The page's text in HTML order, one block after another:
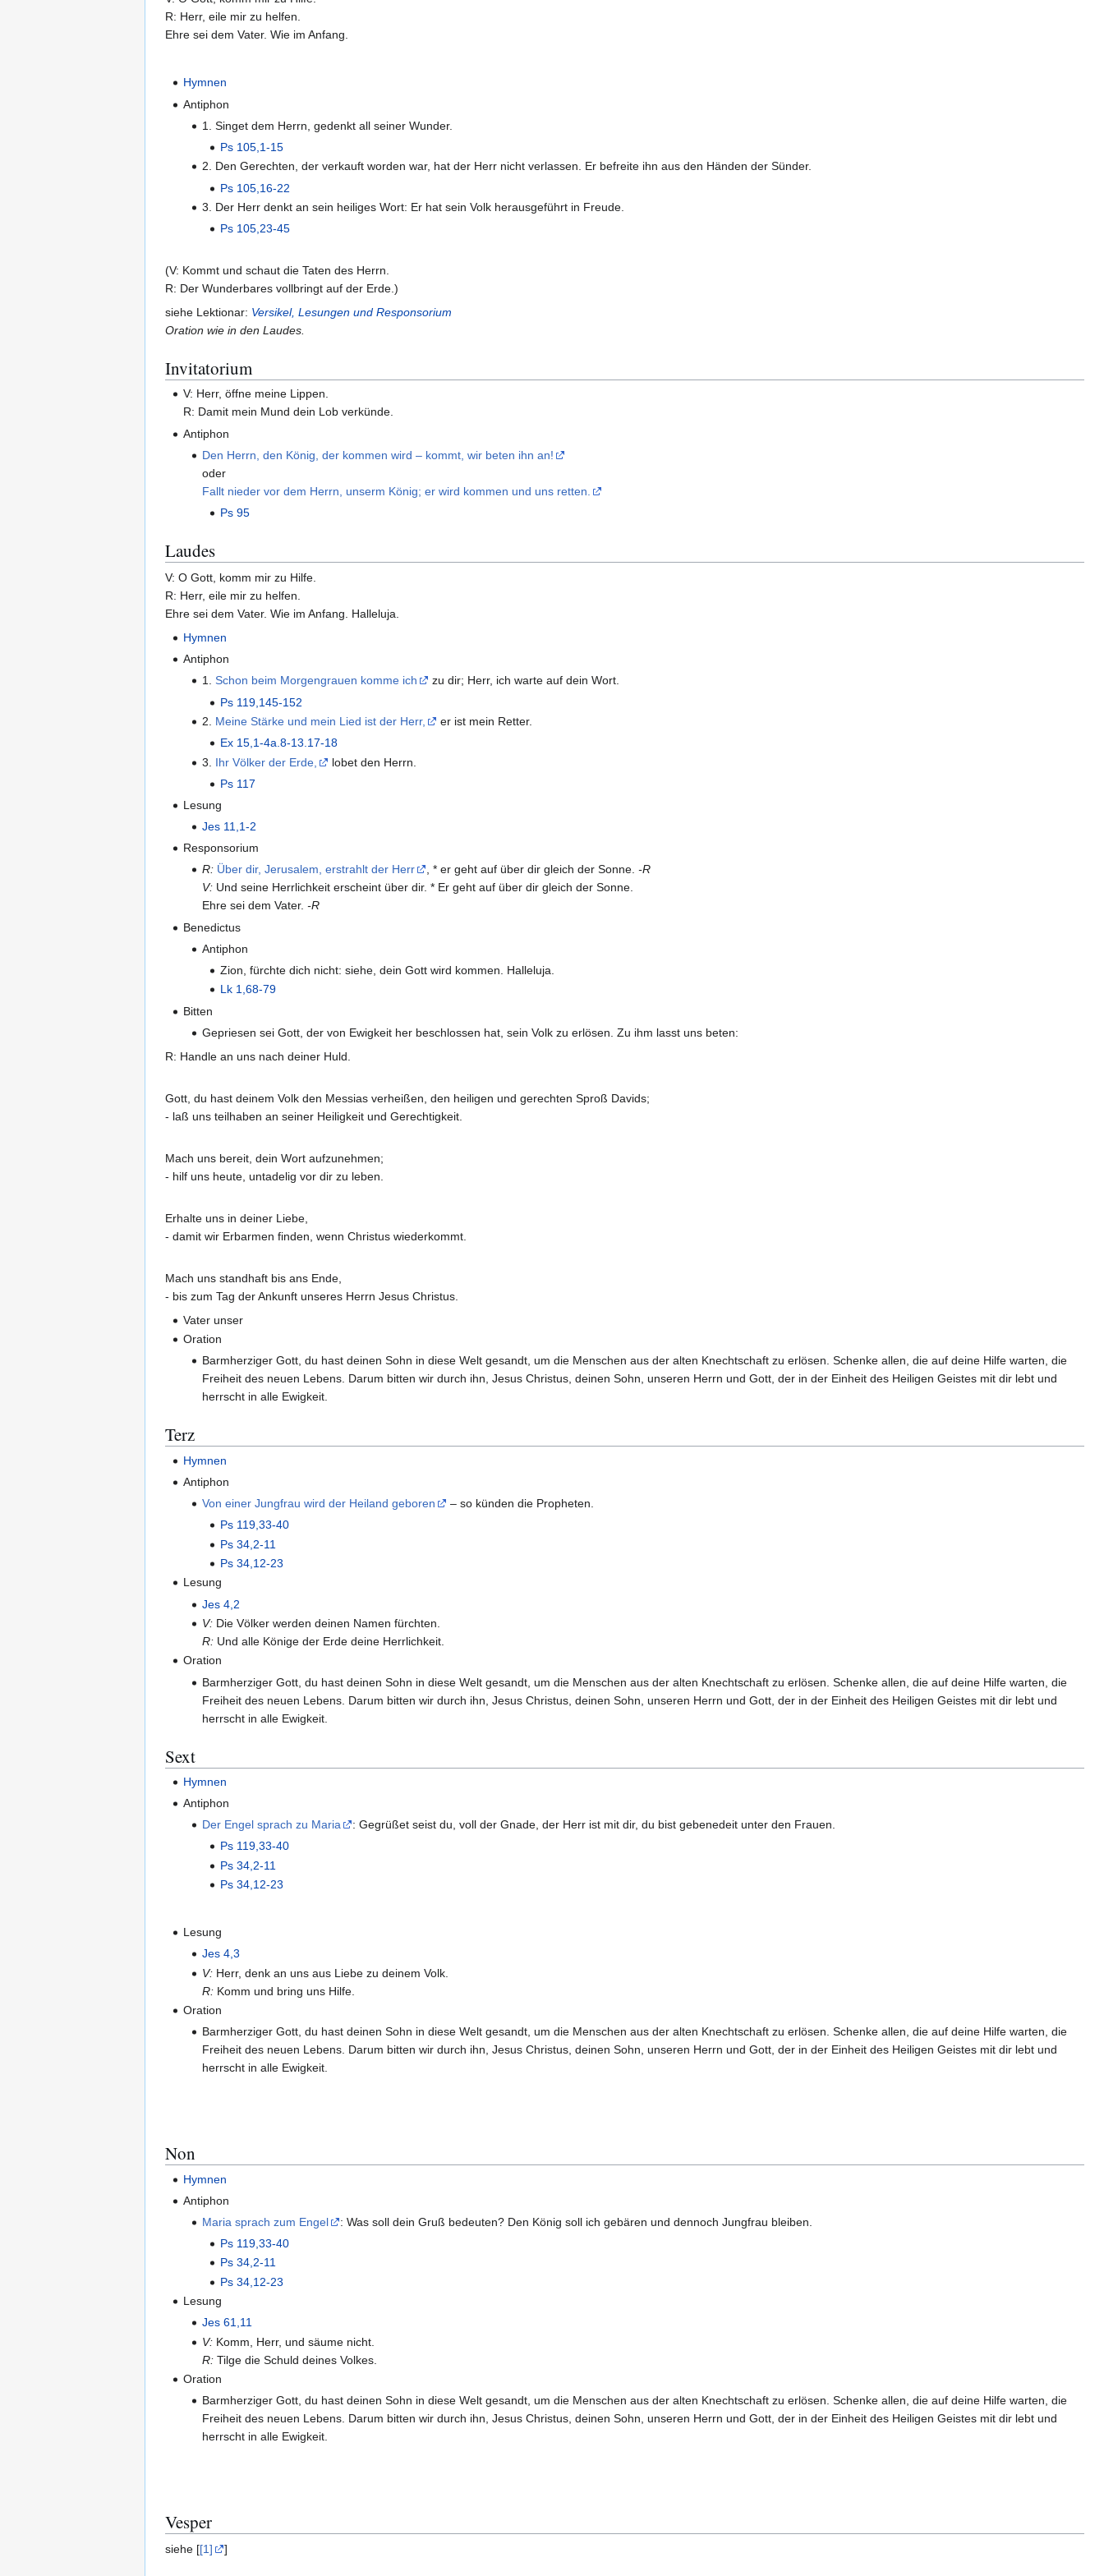
R: Herr, eile mir zu helfen.
Ehre sei dem Vater. Wie im Anfang.
Hymnen
Antiphon
1. Singet dem Herrn, gedenkt all seiner Wunder.
Ps 105,1-15
2. Den Gerechten, der verkauft worden war, hat der Herr nicht verlassen. Er befreite ihn aus den Händen der Sünder.
Ps 105,16-22
3. Der Herr denkt an sein heiliges Wort: Er hat sein Volk herausgeführt in Freude.
Ps 105,23-45
(V: Kommt und schaut die Taten des Herrn.
R: Der Wunderbares vollbringt auf der Erde.)
siehe Lektionar: Versikel, Lesungen und Responsorium
Oration wie in den Laudes.
Invitatorium
V: Herr, öffne meine Lippen.
R: Damit mein Mund dein Lob verkünde.
Antiphon
Den Herrn, den König, der kommen wird – kommt, wir beten ihn an!
oder
Fallt nieder vor dem Herrn, unserm König; er wird kommen und uns retten.
Ps 95
Laudes
V: O Gott, komm mir zu Hilfe.
R: Herr, eile mir zu helfen.
Ehre sei dem Vater. Wie im Anfang. Halleluja.
Hymnen
Antiphon
1. Schon beim Morgengrauen komme ich
zu dir; Herr, ich warte auf dein Wort.
Ps 119,145-152
2. Meine Stärke und mein Lied ist der Herr,
er ist mein Retter.
Ex 15,1-4a.8-13.17-18
3. Ihr Völker der Erde,
lobet den Herrn.
Ps 117
Lesung
Jes 11,1-2
Responsorium
R: Über dir, Jerusalem, erstrahlt der Herr , * er geht auf über dir gleich der Sonne. -R
V:Und seine Herrlichkeit erscheint über dir. * Er geht auf über dir gleich der Sonne.
Ehre sei dem Vater. -R
Benedictus
Antiphon
Zion, fürchte dich nicht: siehe, dein Gott wird kommen. Halleluja.
Lk 1,68-79
Bitten
Gepriesen sei Gott, der von Ewigkeit her beschlossen hat, sein Volk zu erlösen. Zu ihm lasst uns beten:
R: Handle an uns nach deiner Huld.
Gott, du hast deinem Volk den Messias verheißen, den heiligen und gerechten Sproß Davids;
- laß uns teilhaben an seiner Heiligkeit und Gerechtigkeit.
Mach uns bereit, dein Wort aufzunehmen;
- hilf uns heute, untadelig vor dir zu leben.
Erhalte uns in deiner Liebe,
- damit wir Erbarmen finden, wenn Christus wiederkommt.
Mach uns standhaft bis ans Ende,
- bis zum Tag der Ankunft unseres Herrn Jesus Christus.
Vater unser
Oration
Barmherziger Gott, du hast deinen Sohn in diese Welt gesandt, um die Menschen aus der alten Knechtschaft zu erlösen. Schenke allen, die auf deine Hilfe warten, die
Freiheit des neuen Lebens. Darum bitten wir durch ihn, Jesus Christus, deinen Sohn, unseren Herrn und Gott, der in der Einheit des Heiligen Geistes mit dir lebt und
herrscht in alle Ewigkeit.
Terz
Hymnen
Antiphon
Von einer Jungfrau wird der Heiland geboren
– so künden die Propheten.
Ps 119,33-40
Ps 34,2-11
Ps 34,12-23
Lesung
Jes 4,2
V:Die Völker werden deinen Namen fürchten.
R:Und alle Könige der Erde deine Herrlichkeit.
Oration
Barmherziger Gott, du hast deinen Sohn in diese Welt gesandt, um die Menschen aus der alten Knechtschaft zu erlösen. Schenke allen, die auf deine Hilfe warten, die
Freiheit des neuen Lebens. Darum bitten wir durch ihn, Jesus Christus, deinen Sohn, unseren Herrn und Gott, der in der Einheit des Heiligen Geistes mit dir lebt und
herrscht in alle Ewigkeit.
Sext
Hymnen
Antiphon
Der Engel sprach zu Maria
: Gegrüßet seist du, voll der Gnade, der Herr ist mit dir, du bist gebenedeit unter den Frauen.
Ps 119,33-40
Ps 34,2-11
Ps 34,12-23
Lesung
Jes 4,3
V:Herr, denk an uns aus Liebe zu deinem Volk.
R:Komm und bring uns Hilfe.
Oration
Barmherziger Gott, du hast deinen Sohn in diese Welt gesandt, um die Menschen aus der alten Knechtschaft zu erlösen. Schenke allen, die auf deine Hilfe warten, die
Freiheit des neuen Lebens. Darum bitten wir durch ihn, Jesus Christus, deinen Sohn, unseren Herrn und Gott, der in der Einheit des Heiligen Geistes mit dir lebt und
herrscht in alle Ewigkeit.
Non
Hymnen
Antiphon
Maria sprach zum Engel
: Was soll dein Gruß bedeuten? Den König soll ich gebären und dennoch Jungfrau bleiben.
Ps 119,33-40
Ps 34,2-11
Ps 34,12-23
Lesung
Jes 61,11
V:Komm, Herr, und säume nicht.
R:Tilge die Schuld deines Volkes.
Oration
Barmherziger Gott, du hast deinen Sohn in diese Welt gesandt, um die Menschen aus der alten Knechtschaft zu erlösen. Schenke allen, die auf deine Hilfe warten, die
Freiheit des neuen Lebens. Darum bitten wir durch ihn, Jesus Christus, deinen Sohn, unseren Herrn und Gott, der in der Einheit des Heiligen Geistes mit dir lebt und
herrscht in alle Ewigkeit.
Vesper
siehe [[1] ]